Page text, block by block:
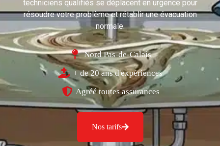
techniciens qualifiés se déplacent en urgence pour
résoudre votre problème et rétablir une évacuation
normale.
Nord Pas-de-Calais
+ de 20 ans d'expériences
Agréé toutes assurances
Nos tarifs